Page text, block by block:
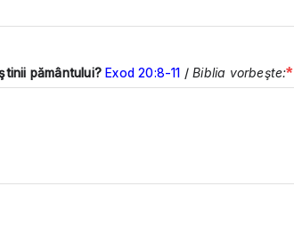
pământului? Exod 20:8-11 /Biblia vorbeşte:*